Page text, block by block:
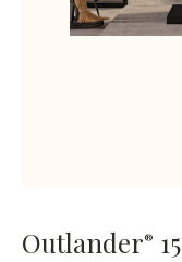
Outlander® 15